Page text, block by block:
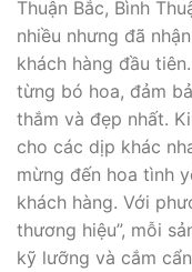
Thuận Bắc, Bình
nhiều nhưng đã
khách hàng đầu
từng bó hoa, đảm
thắm và đẹp nhất.
cho các dịp khác
mừng đến hoa tình
khách hàng. Với
thương hiệu”, mỗi
kỹ lưỡng và cắm